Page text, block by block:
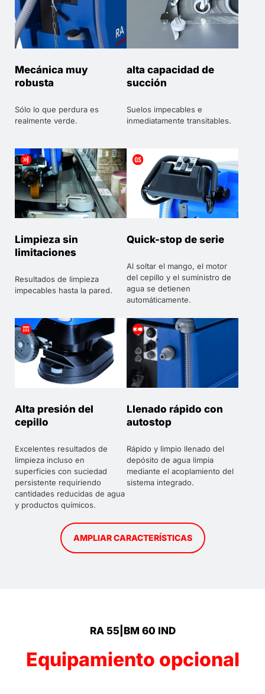
Mecánica muy
robusta
Sólo lo que perdura es
realmente verde.
alta capacidad de
succión
Suelos impecables e
inmediatamente transitables.
Limpieza sin
limitaciones
Resultados de limpieza
impecables hasta la pared.
Quick-stop de serie
Al soltar el mango, el motor
del cepillo y el suministro de
agua se detienen
automáticamente.
Alta presión del
cepillo
Excelentes resultados de
limpieza incluso en
superficies con suciedad
persistente requiriendo
cantidades reducidas de agua
y productos químicos.
Llenado rápido con
autostop
Rápido y limpio llenado del
depósito de agua limpia
mediante el acoplamiento del
sistema integrado.
AMPLIAR CARACTERÍSTICAS
RA 55|BM 60 IND
Equipamiento opcional